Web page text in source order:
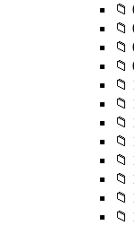
📁
📁
📁
📁
📁
📁
📁
📁
📁
📁
📁
📁